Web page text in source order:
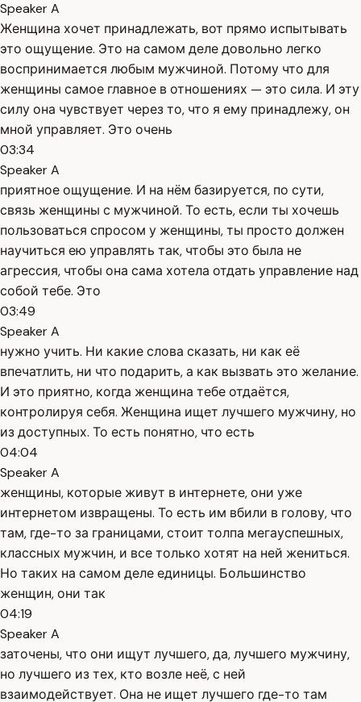
Speaker A
Женщина хочет принадлежать, вот прямо испытывать
это ощущение. Это на самом деле довольно легко
воспринимается любым мужчиной. Потому что для
женщины самое главное в отношениях — это сила. И эту
силу она чувствует через то, что я ему принадлежу, он
мной управляет. Это очень
03:34
Speaker A
приятное ощущение. И на нём базируется, по сути,
связь женщины с мужчиной. То есть, если ты хочешь
пользоваться спросом у женщины, ты просто должен
научиться ею управлять так, чтобы это была не
агрессия, чтобы она сама хотела отдать управление над
собой тебе. Это
03:49
Speaker A
нужно учить. Ни какие слова сказать, ни как её
впечатлить, ни что подарить, а как вызвать это желание.
И это приятно, когда женщина тебе отдаётся,
контролируя себя. Женщина ищет лучшего мужчину, но
из доступных. То есть понятно, что есть
04:04
Speaker A
женщины, которые живут в интернете, они уже
интернетом извращены. То есть им вбили в голову, что
там, где-то за границами, стоит толпа мегауспешных,
классных мужчин, и все только хотят на ней жениться.
Но таких на самом деле единицы. Большинство
женщин, они так
04:19
Speaker A
заточены, что они ищут лучшего, да, лучшего мужчину,
но лучшего из тех, кто возле неё, с ней
взаимодействует. Она не ищет лучшего где-то там